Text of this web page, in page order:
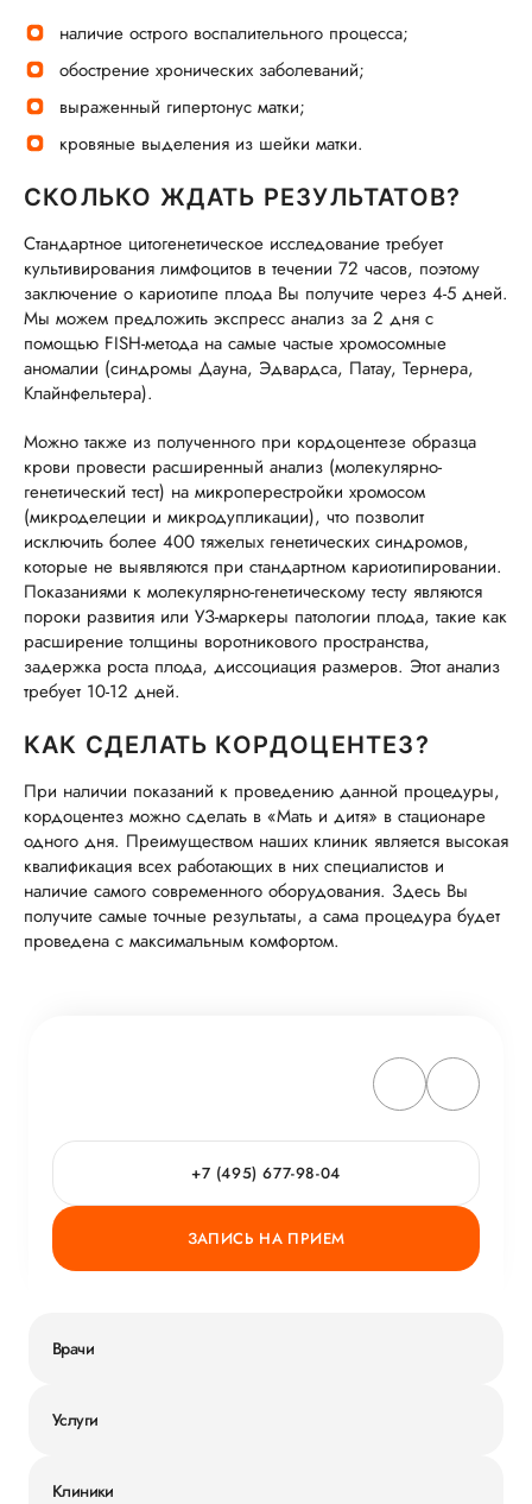
наличие острого воспалительного процесса;
обострение хронических заболеваний;
выраженный гипертонус матки;
кровяные выделения из шейки матки.
СКОЛЬКО ЖДАТЬ РЕЗУЛЬТАТОВ?
Стандартное цитогенетическое исследование требует
культивирования лимфоцитов в течении 72 часов, поэтому
заключение о кариотипе плода Вы получите через 4-5 дней.
Мы можем предложить экспресс анализ за 2 дня с
помощью FISH-метода на самые частые хромосомные
аномалии (синдромы Дауна, Эдвардса, Патау, Тернера,
Клайнфельтера).
Можно также из полученного при кордоцентезе образца
крови провести расширенный анализ (молекулярно-
генетический тест) на микроперестройки хромосом
(микроделеции и микродупликации), что позволит
исключить более 400 тяжелых генетических синдромов,
которые не выявляются при стандартном кариотипировании.
Показаниями к молекулярно-генетическому тесту являются
пороки развития или УЗ-маркеры патологии плода, такие как
расширение толщины воротникового пространства,
задержка роста плода, диссоциация размеров. Этот анализ
требует 10-12 дней.
КАК СДЕЛАТЬ КОРДОЦЕНТЕЗ?
При наличии показаний к проведению данной процедуры,
кордоцентез можно сделать в «Мать и дитя» в стационаре
одного дня. Преимуществом наших клиник является высокая
квалификация всех работающих в них специалистов и
наличие самого современного оборудования. Здесь Вы
получите самые точные результаты, а сама процедура будет
проведена с максимальным комфортом.
+7 (495) 677-98-04
ЗАПИСЬ НА ПРИЕМ
Врачи
Услуги
Клиники